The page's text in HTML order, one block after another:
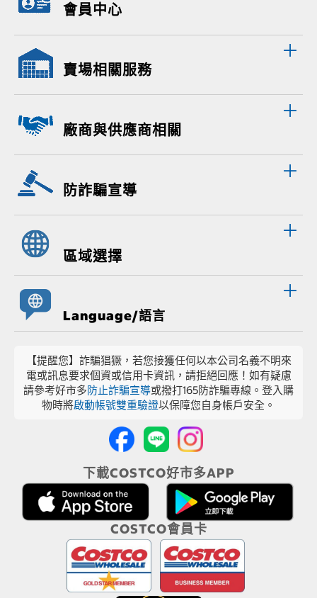
會員中心
賣場相關服務
廠商與供應商相關
防詐騙宣導
區域選擇
Language/語言
【提醒您】詐騙猖獗，若您接獲任何以本公司名義不明來
電或訊息要求個資或信用卡資訊，請拒絕回應！如有疑慮
請參考好市多防止詐騙宣導或撥打165防詐騙專線。登入購
物時將啟動帳號雙重驗證以保障您自身帳戶安全。
下載COSTCO好市多APP
COSTCO會員卡